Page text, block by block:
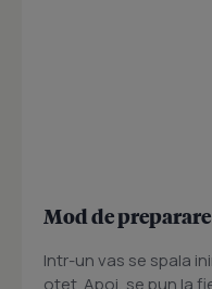
Mod de preparare
Intr-un vas se spala
otet. Apoi, se pun la